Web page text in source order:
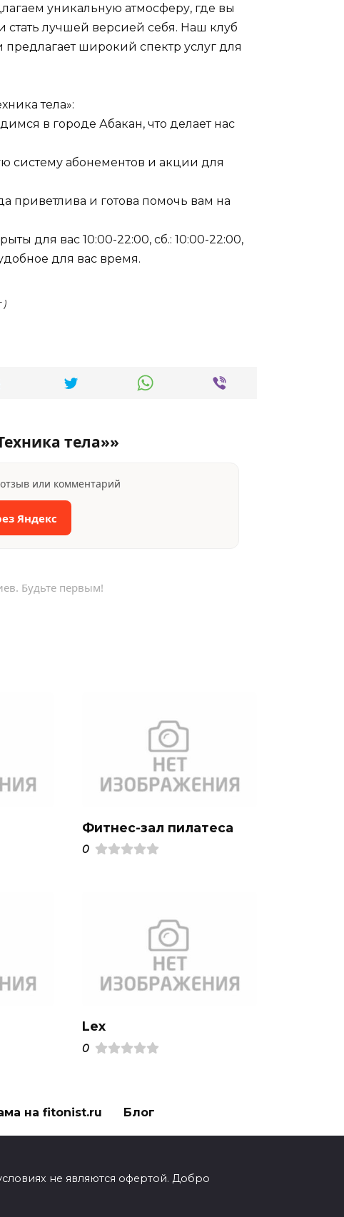
уникальную атмосферу, где вы
стать лучшей версией себя. Наш клуб
широкий спектр услуг для
тела»:
в городе Абакан, что делает нас
систему абонементов и акции для
приветлива и готова помочь вам на
для вас 10:00-22:00, сб.: 10:00-22:00,
для вас время.
)
тела»»
или комментарий
Яндекс
Будьте первым!
Фитнес-зал пилатеса
0
Lex
0
на fitonist.ru Блог
не являются офертой. Добро